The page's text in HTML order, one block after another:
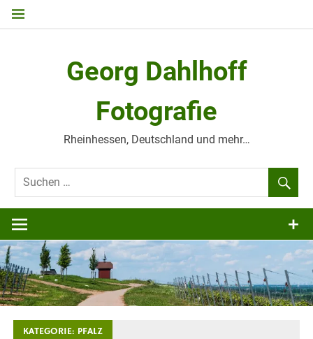
Zum
Georg Dahlhoff
Fotografie
Rheinhessen, Deutschland und mehr…
KATEGORIE: PFALZ